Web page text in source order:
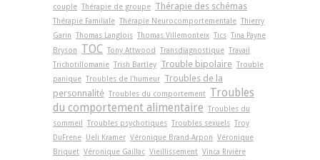
couple Thérapie de groupe Thérapie des schémas
Thérapie Familiale Thérapie Neurocomportementale Thierry
Garin Thomas Langlois Thomas Villemonteix Tics Tina Payne
Bryson
TOC Tony Attwood Transdiagnostique Travail
Trichotillomanie Trish Bartley Trouble bipolaire Trouble
panique Troubles de l'humeur Troubles de la
personnalité Troubles du comportement Troubles
du comportement alimentaire Troubles du
sommeil Troubles psychotiques Troubles sexuels Troy
DuFrene Ueli Kramer Véronique Brand-Arpon Véronique
Briquet Véronique Gaillac Vieillissement Vinca Rivière